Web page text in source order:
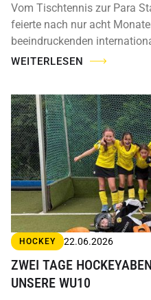
Vom Tischtennis zur Para
feierte nach nur acht
beeindruckenden
WEITERLESEN
HOCKEY 22.06.2026
ZWEI TAGE
UNSERE WU10